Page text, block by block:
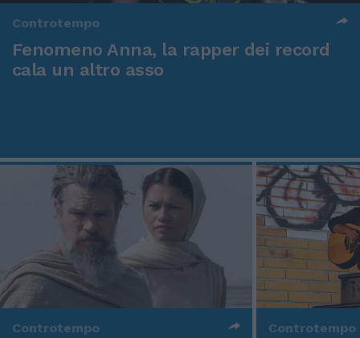
Controtempo
Fenomeno Anna, la rapper dei record
cala un altro asso
Controtempo Controtempo